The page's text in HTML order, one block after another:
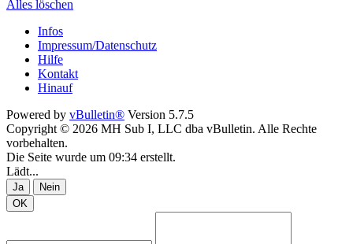
Alles löschen
Infos
Impressum/Datenschutz
Hilfe
Kontakt
Hinauf
Powered by vBulletin® Version 5.7.5
Copyright © 2026 MH Sub I, LLC dba vBulletin. Alle Rechte
vorbehalten.
Die Seite wurde um 09:34 erstellt.
Lädt...
Ja
Nein
OK